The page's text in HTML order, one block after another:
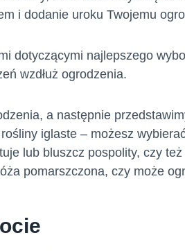
i dodanie uroku Twojemu
dotyczącymi najlepszego
wzdłuż ogrodzenia.
a następnie
iglaste – możesz
lub bluszcz pospolity, czy
pomarszczona, czy może